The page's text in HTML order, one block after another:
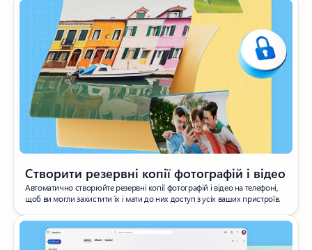
Створити резервні копії фотографій і відео
Автоматично створюйте резервні копії фотографій і відео на телефоні,
щоб ви могли захистити їх і мати до них доступ з усіх ваших пристроїв.